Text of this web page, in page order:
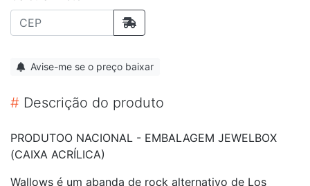
Avise-me se o preço baixar
# Descrição do produto
PRODUTOO NACIONAL - EMBALAGEM JEWELBOX
(CAIXA ACRÍLICA)
Wallows é um abanda de rock alternativo de Los